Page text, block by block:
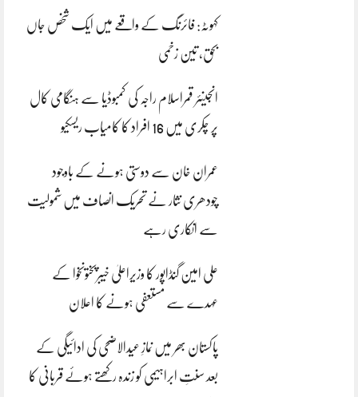
کہوٹہ: فائرنگ کے واقعے میں ایک شخص جاں
بحق، تین زخمی
انجینئر قمراسلام راجہ کی کمبوڈیا سے ہنگامی کال
پر چکری میں 16 افراد کا کامیاب ریسکیو
عمران خان سے دوستی ہونے کے باوجود
چودھری نثار نے تحریک انصاف میں شمولیت
سے انکاری رہے
علی امین گنڈاپور کا وزیراعلیٰ خیبرپختونخوا کے
عہدے سے مستعفی ہونے کا اعلان
پاکستان بھر میں نمازِ عیدالاضحی کی ادائیگی کے
بعد سنتِ ابراہیمی کو زندہ رکھتے ہوئے قربانی کا